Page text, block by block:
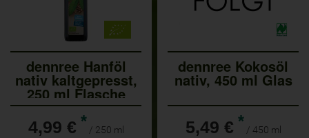
dennree Hanföl
nativ kaltgepresst,
250 ml Flasche
4,99 € * / 250 ml
dennree Kokosöl
nativ, 450 ml Glas
5,49 € * / 450 ml